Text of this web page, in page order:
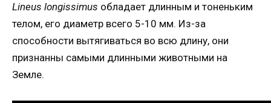
Lineus longissimus обладает длинным и тоненьким
телом, его диаметр всего 5-10 мм. Из-за
способности вытягиваться во всю длину, они
признанны самыми длинными животными на
Земле.